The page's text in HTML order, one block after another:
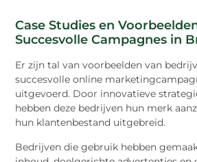
Case Studies en
Succesvolle Campagnes in
Er zijn tal van voorbeelden van
succesvolle online
uitgevoerd. Door innovatieve
hebben deze bedrijven hun merk
hun klantenbestand uitgebreid.
Bedrijven die gebruik hebben